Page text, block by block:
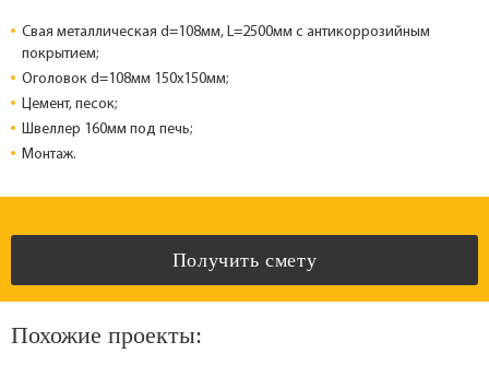
Свая металлическая d=108мм, L=2500мм с антикоррозийным
покрытием;
Оголовок d=108мм 150x150мм;
Цемент, песок;
Швеллер 160мм под печь;
Монтаж.
Получить смету
Похожие проекты: